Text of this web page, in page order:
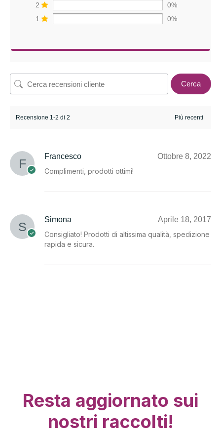
2
0%
1
0%
Cerca
Recensione 1-2 di 2
Francesco
Ottobre 8, 2022
Complimenti, prodotti ottimi!
Simona
Aprile 18, 2017
Consigliato! Prodotti di altissima qualità, spedizione
rapida e sicura.
Resta aggiornato sui
nostri raccolti!